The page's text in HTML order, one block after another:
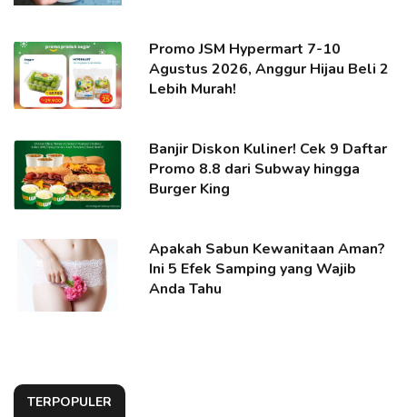
Promo JSM Hypermart 7-10
Agustus 2026, Anggur Hijau Beli 2
Lebih Murah!
Banjir Diskon Kuliner! Cek 9 Daftar
Promo 8.8 dari Subway hingga
Burger King
Apakah Sabun Kewanitaan Aman?
Ini 5 Efek Samping yang Wajib
Anda Tahu
TERPOPULER